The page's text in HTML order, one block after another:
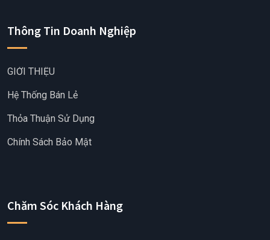
Thông Tin Doanh Nghiệp
GIỚI THIỆU
Hệ Thống Bán Lẻ
Thỏa Thuận Sử Dụng
Chính Sách Bảo Mật
Chăm Sóc Khách Hàng